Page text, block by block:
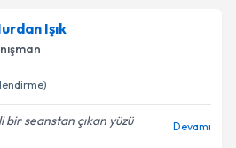
Işık
seanstan çıkan yüzü
Devamı